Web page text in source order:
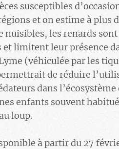
susceptibles
et on estime à plus
nuisibles, les renards
limitent leur présence
(véhiculée par les
de réduire
dans
enfants souvent
loup.
à partir du 27